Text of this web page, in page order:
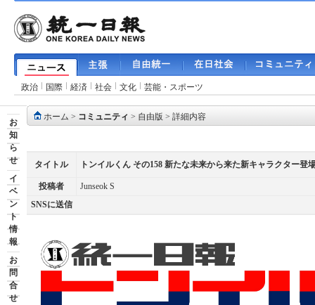
政治 国際 経済 社会 文化 芸能・スポーツ
お
知
ら
せ
イ
ベ
ン
ト
情
報
お
問
合
せ
ホーム > コミュニティ > 自由版 > 詳細内容
タイトル トンイルくん その158 新たな未来から来た新キャラクター登
投稿者
Junseok S
SNSに送信